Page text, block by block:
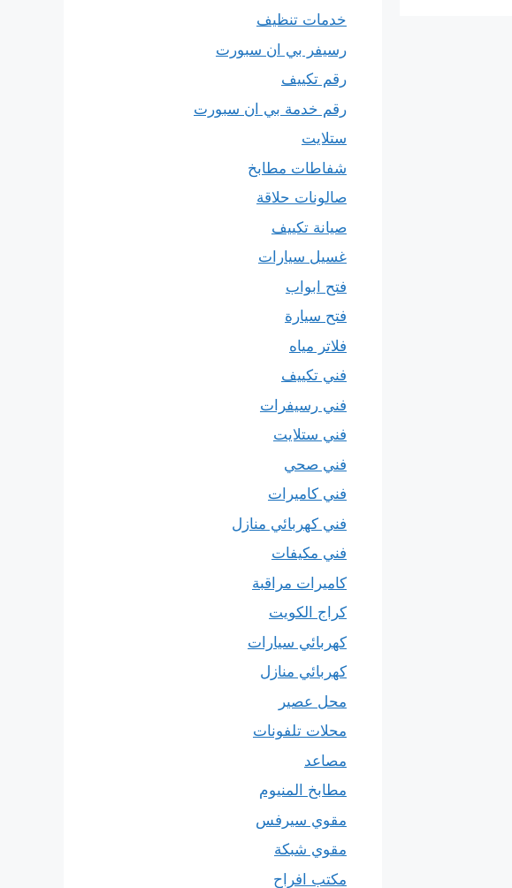
خدمات تنظيف
رسيفر بي ان سبورت
رقم تكييف
رقم خدمة بي ان سبورت
ستلايت
شفاطات مطابخ
صالونات حلاقة
صيانة تكييف
غسيل سيارات
فتح ابواب
فتح سيارة
فلاتر مياه
فني تكييف
فني رسيفرات
فني ستلايت
فني صحي
فني كاميرات
فني كهربائي منازل
فني مكيفات
كاميرات مراقبة
كراج الكويت
كهربائي سيارات
كهربائي منازل
محل عصير
محلات تلفونات
مصاعد
مطابخ المنيوم
مقوي سيرفس
مقوي شبكة
مكتب افراح